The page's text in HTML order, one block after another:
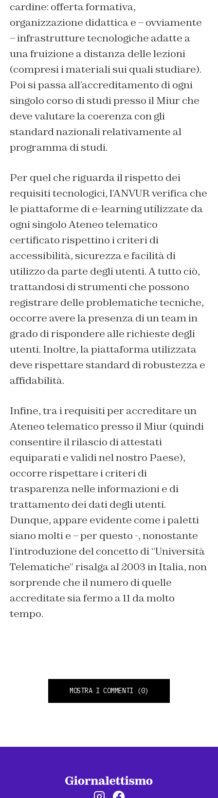
cardine: offerta formativa,
organizzazione didattica e – ovviamente
– infrastrutture tecnologiche adatte a
una fruizione a distanza delle lezioni
(compresi i materiali sui quali studiare).
Poi si passa all’accreditamento di ogni
singolo corso di studi presso il Miur che
deve valutare la coerenza con gli
standard nazionali relativamente al
programma di studi.
Per quel che riguarda il rispetto dei
requisiti tecnologici, l’ANVUR verifica che
le piattaforme di e-learning utilizzate da
ogni singolo Ateneo telematico
certificato rispettino i criteri di
accessibilità, sicurezza e facilità di
utilizzo da parte degli utenti. A tutto ciò,
trattandosi di strumenti che possono
registrare delle problematiche tecniche,
occorre avere la presenza di un team in
grado di rispondere alle richieste degli
utenti. Inoltre, la piattaforma utilizzata
deve rispettare standard di robustezza e
affidabilità.
Infine, tra i requisiti per accreditare un
Ateneo telematico presso il Miur (quindi
consentire il rilascio di attestati
equiparati e validi nel nostro Paese),
occorre rispettare i criteri di
trasparenza nelle informazioni e di
trattamento dei dati degli utenti.
Dunque, appare evidente come i paletti
siano molti e – per questo -, nonostante
l’introduzione del concetto di “Università
Telematiche” risalga al 2003 in Italia, non
sorprende che il numero di quelle
accreditate sia fermo a 11 da molto
tempo.
MOSTRA I COMMENTI (0)